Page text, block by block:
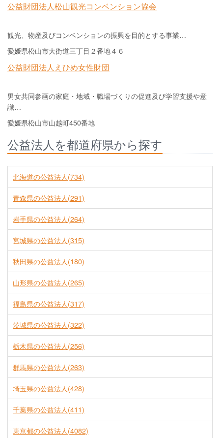
公益財団法人松山観光コンベンション協会
観光、物産及びコンベンションの振興を目的とする事業…
愛媛県松山市大街道三丁目２番地４６
公益財団法人えひめ女性財団
男女共同参画の家庭・地域・職場づくりの促進及び学習支援や意
識…
愛媛県松山市山越町450番地
公益法人を都道府県から探す
北海道の公益法人(734)
青森県の公益法人(291)
岩手県の公益法人(264)
宮城県の公益法人(315)
秋田県の公益法人(180)
山形県の公益法人(265)
福島県の公益法人(317)
茨城県の公益法人(322)
栃木県の公益法人(256)
群馬県の公益法人(263)
埼玉県の公益法人(428)
千葉県の公益法人(411)
東京都の公益法人(4082)